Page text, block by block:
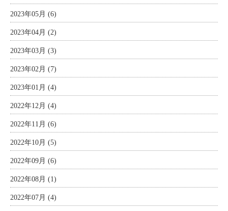
2023年05月 (6)
2023年04月 (2)
2023年03月 (3)
2023年02月 (7)
2023年01月 (4)
2022年12月 (4)
2022年11月 (6)
2022年10月 (5)
2022年09月 (6)
2022年08月 (1)
2022年07月 (4)